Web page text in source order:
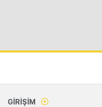
GIRIŞIM